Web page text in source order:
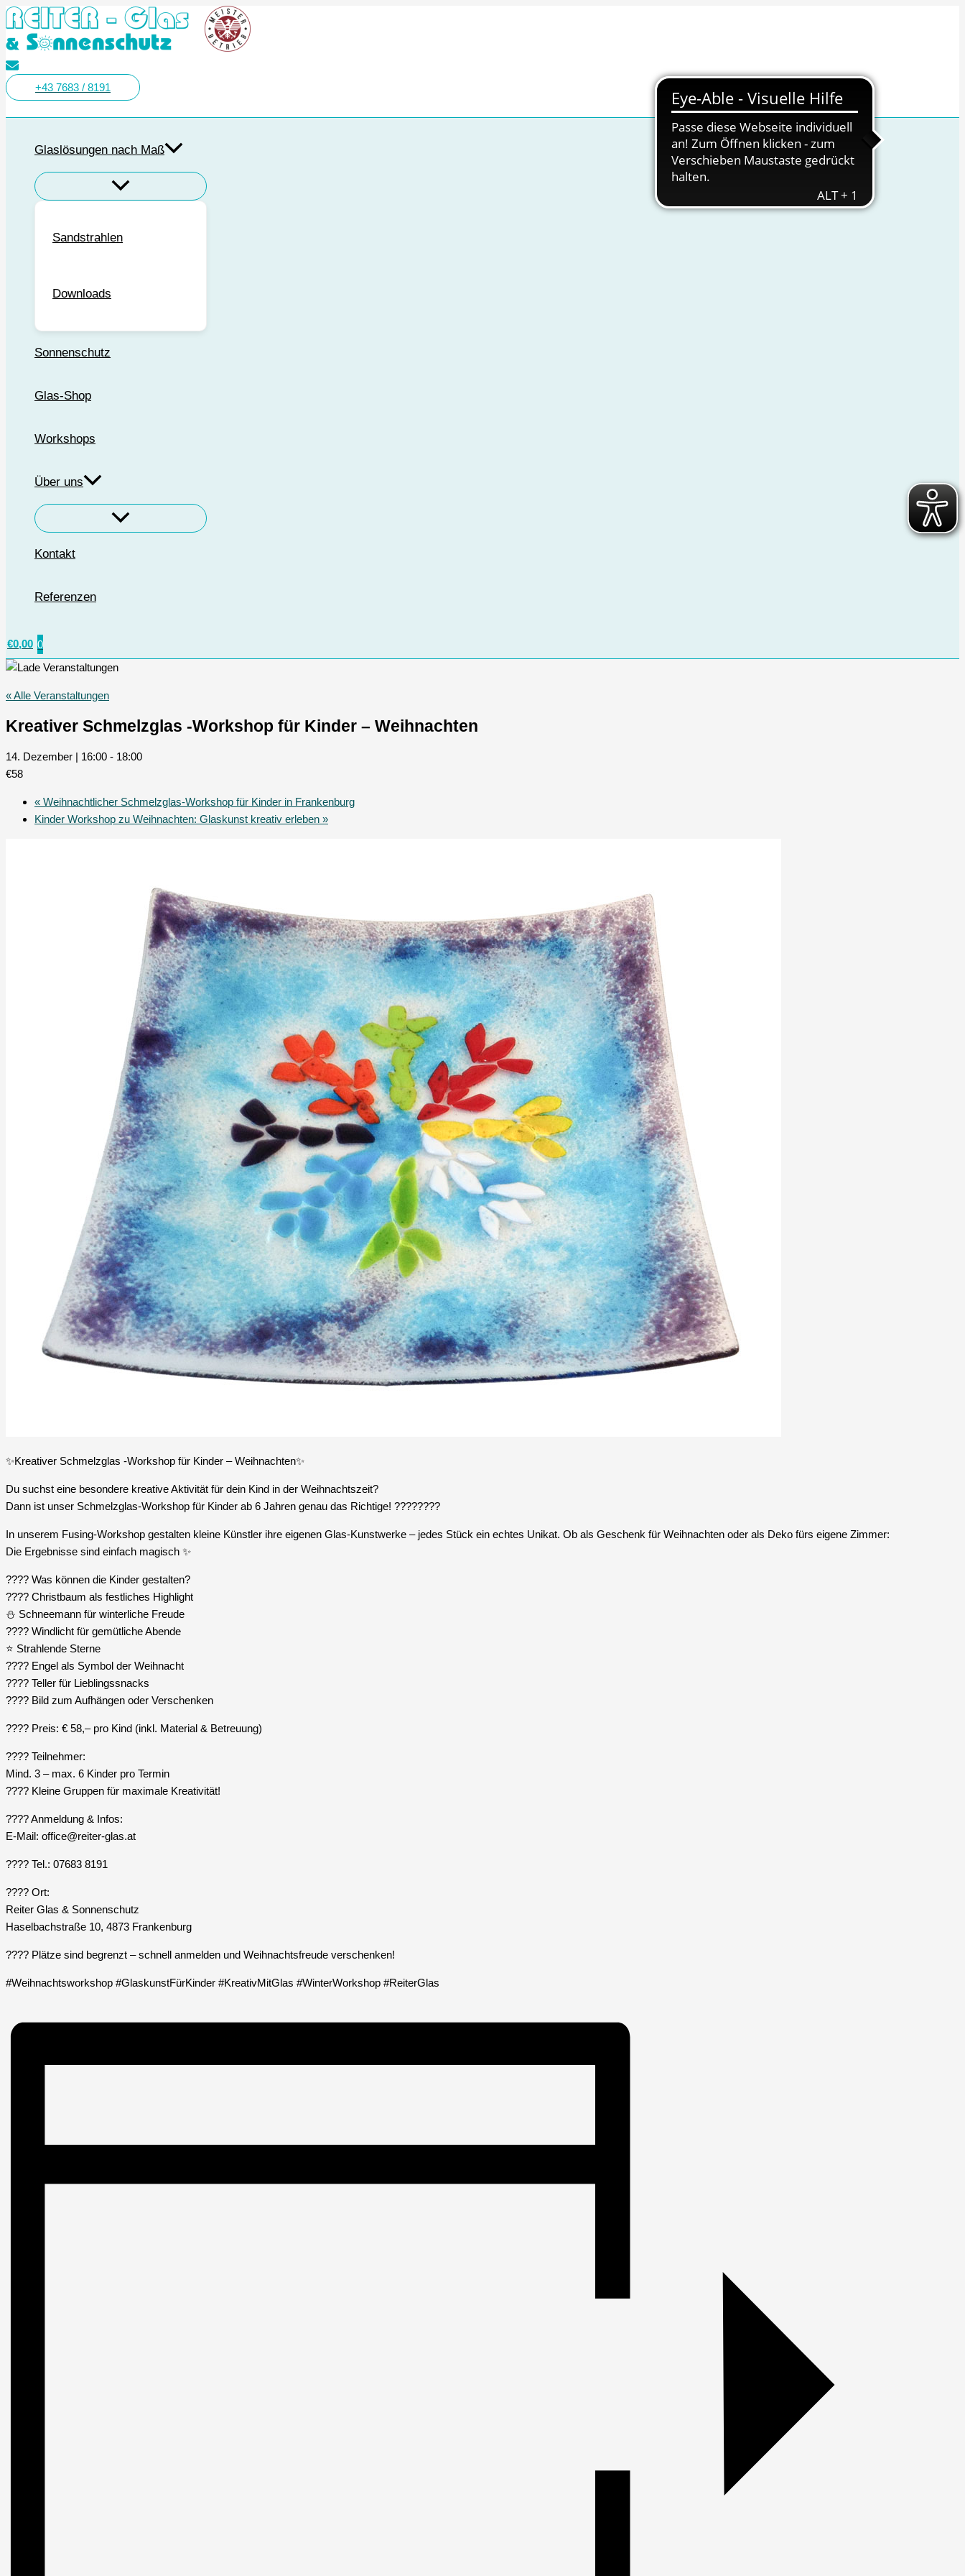
Zum
Inhalt
springen
+43 7683 / 8191
Glaslösungen nach Maß
Sandstrahlen
Downloads
Sonnenschutz
Glas-Shop
Workshops
Über uns
Kontakt
Referenzen
€0,00 0
« Alle Veranstaltungen
Kreativer Schmelzglas -Workshop für Kinder – Weihnachten
14. Dezember | 16:00 - 18:00
€58
« Weihnachtlicher Schmelzglas-Workshop für Kinder in Frankenburg
Kinder Workshop zu Weihnachten: Glaskunst kreativ erleben »
✨Kreativer Schmelzglas -Workshop für Kinder – Weihnachten✨
Du suchst eine besondere kreative Aktivität für dein Kind in der Weihnachtszeit?
Dann ist unser Schmelzglas-Workshop für Kinder ab 6 Jahren genau das Richtige! ????????
In unserem Fusing-Workshop gestalten kleine Künstler ihre eigenen Glas-Kunstwerke – jedes Stück ein echtes Unikat. Ob als Geschenk für Weihnachten oder als Deko fürs eigene Zimmer:
Die Ergebnisse sind einfach magisch ✨
???? Was können die Kinder gestalten?
???? Christbaum als festliches Highlight
⛄ Schneemann für winterliche Freude
????️ Windlicht für gemütliche Abende
⭐ Strahlende Sterne
???? Engel als Symbol der Weihnacht
???? Teller für Lieblingssnacks
????️ Bild zum Aufhängen oder Verschenken
???? Preis: € 58,– pro Kind (inkl. Material & Betreuung)
???? Teilnehmer:
Mind. 3 – max. 6 Kinder pro Termin
???? Kleine Gruppen für maximale Kreativität!
???? Anmeldung & Infos:
E-Mail: office@reiter-glas.at
???? Tel.: 07683 8191
???? Ort:
Reiter Glas & Sonnenschutz
Haselbachstraße 10, 4873 Frankenburg
???? Plätze sind begrenzt – schnell anmelden und Weihnachtsfreude verschenken!
#Weihnachtsworkshop #GlaskunstFürKinder #KreativMitGlas #WinterWorkshop #ReiterGlas